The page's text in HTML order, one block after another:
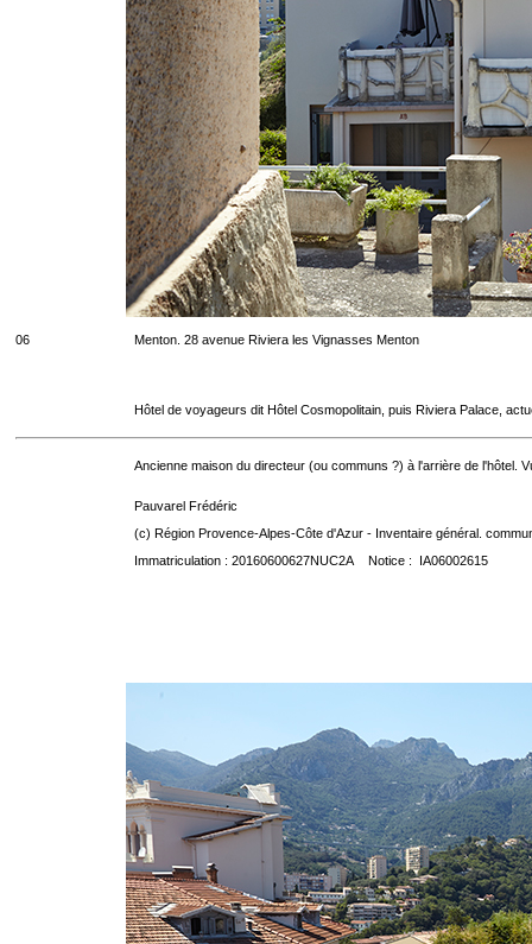
06 Menton. 28 avenue Riviera les Vignasses Menton
Hôtel de voyageurs dit Hôtel Cosmopolitain, puis Riviera Palace,
Ancienne maison du directeur (ou communs ?) à l'arrière de l'hôtel.
Pauvarel Frédéric
(c) Région Provence-Alpes-Côte d'Azur - Inventaire général.
Immatriculation : 20160600627NUC2A Notice : IA06002615